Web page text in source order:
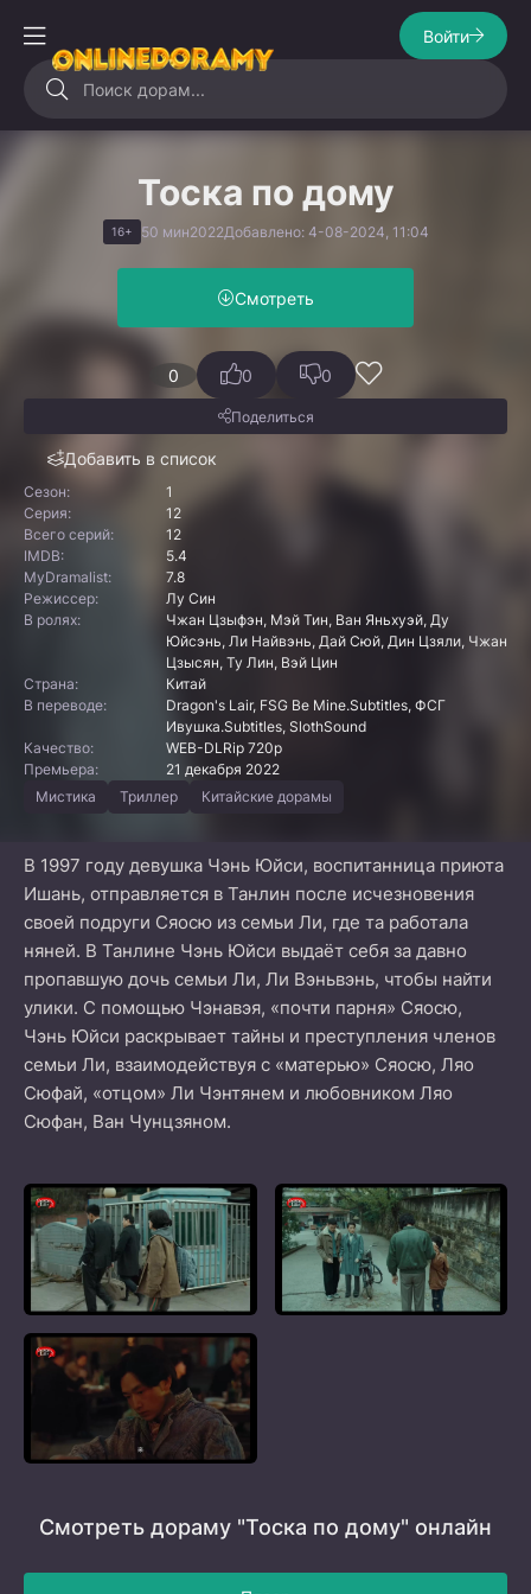
Войти
Тоска по дому
16+ 50 мин2022Добавлено: 4-08-2024, 11:04
Смотреть
0
Добавить в список
0 0
Поделиться
Сезон:
1
Серия:
12
Всего серий:
12
IMDB:
5.4
MyDramalist:
7.8
Режиссер:
Лу Син
В ролях:
Чжан Цзыфэн, Мэй Тин, Ван Яньхуэй, Ду
Юйсэнь, Ли Найвэнь, Дай Сюй, Дин Цзяли, Чжан
Цзысян, Ту Лин, Вэй Цин
Страна:
Китай
В переводе:
Dragon's Lair, FSG Be Mine.Subtitles, ФСГ
Ивушка.Subtitles, SlothSound
Качество:
WEB-DLRip 720p
Премьера:
21 декабря 2022
Мистика
Триллер Китайские дорамы
В 1997 году девушка Чэнь Юйси, воспитанница приюта
Ишань, отправляется в Танлин после исчезновения
своей подруги Сяосю из семьи Ли, где та работала
няней. В Танлине Чэнь Юйси выдаёт себя за давно
пропавшую дочь семьи Ли, Ли Вэньвэнь, чтобы найти
улики. С помощью Чэнавэя, «почти парня» Сяосю,
Чэнь Юйси раскрывает тайны и преступления членов
семьи Ли, взаимодействуя с «матерью» Сяосю, Ляо
Сюфай, «отцом» Ли Чэнтянем и любовником Ляо
Сюфан, Ван Чунцзяном.
Смотреть дораму "Тоска по дому" онлайн